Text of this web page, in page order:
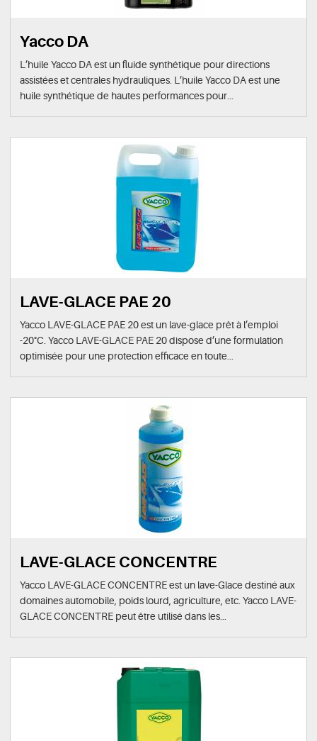
Yacco DA
L’huile Yacco DA est un fluide synthétique pour directions
assistées et centrales hydrauliques. L’huile Yacco DA est une
huile synthétique de hautes performances pour...
LAVE-GLACE PAE 20
Yacco LAVE-GLACE PAE 20 est un lave-glace prêt à l’emploi
-20°C. Yacco LAVE-GLACE PAE 20 dispose d’une formulation
optimisée pour une protection efficace en toute...
LAVE-GLACE CONCENTRE
Yacco LAVE-GLACE CONCENTRE est un lave-Glace destiné aux
domaines automobile, poids lourd, agriculture, etc. Yacco LAVE-
GLACE CONCENTRE peut être utilisé dans les...